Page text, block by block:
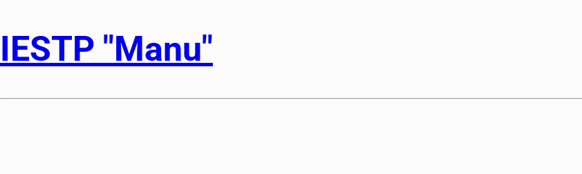
IESTP "Manu"